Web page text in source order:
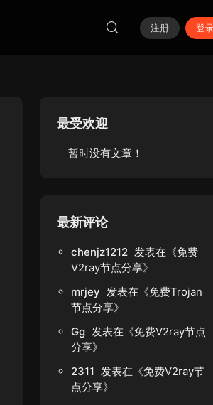
注册 登
最受欢迎
暂时没有文章！
最新评论
chenjz1212 发表在《免费
V2ray节点分享》
mrjey 发表在《免费Trojan
节点分享》
Gg 发表在《免费V2ray节点
分享》
2311 发表在《免费V2ray节
点分享》